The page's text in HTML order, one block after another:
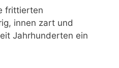
frittierten
innen zart und
Jahrhunderten ein